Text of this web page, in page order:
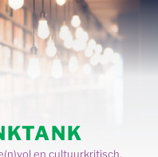
en cultuurkritisch,